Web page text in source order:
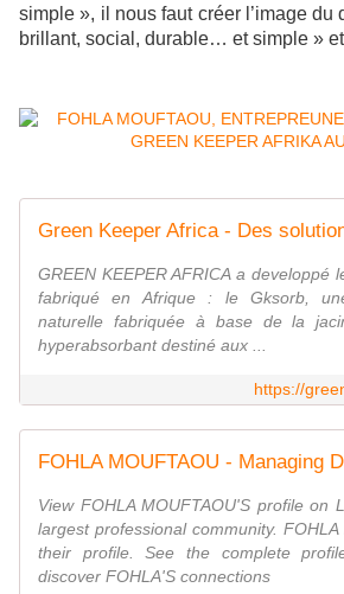
simple », il nous faut créer l’image du
brillant, social, durable… et simple »
GREEN KEEPER AFRICA a developpé
fabriqué en Afrique : le Gksorb,
naturelle fabriquée à base de la
hyperabsorbant destiné aux ...
https://
View FOHLA MOUFTAOU'S profile on
largest professional community.
their profile. See the complete
discover FOHLA'S connections